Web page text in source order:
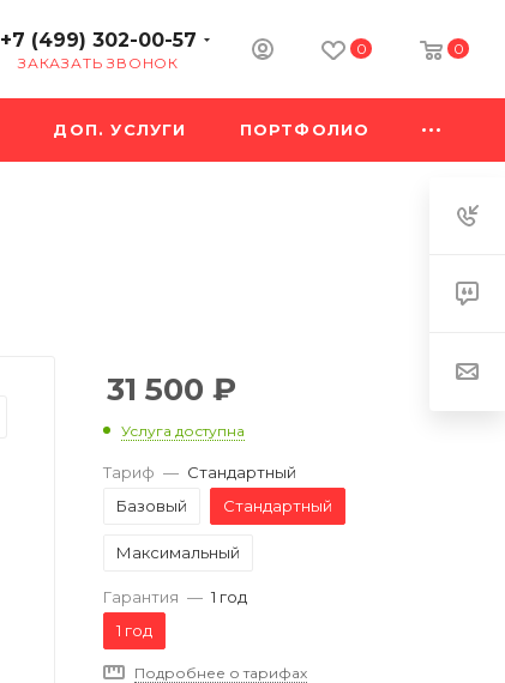
+7 (499) 302-00-57
ЗАКАЗАТЬ ЗВОНОК
0 0
ДОП. УСЛУГИ ПОРТФОЛИО
31 500 ₽
Услуга доступна
Тариф — Стандартный
Базовый
Стандартный
Максимальный
Гарантия — 1 год
1 год
Подробнее о тарифах